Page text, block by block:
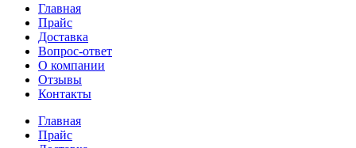
Главная
Прайс
Доставка
Вопрос-ответ
О компании
Отзывы
Контакты
Главная
Прайс